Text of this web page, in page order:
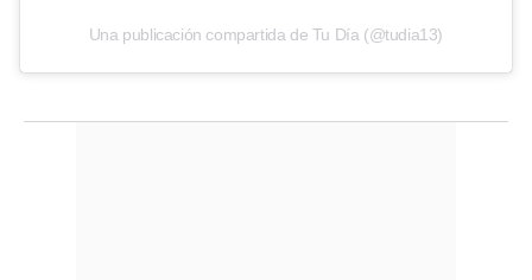
Una publicación compartida de Tu Día (@tudia13)